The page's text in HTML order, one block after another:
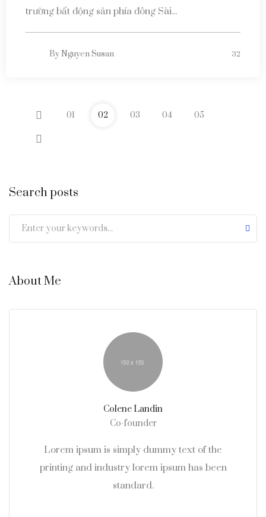
trường bất động sản phía đông Sài...
ByNguyen Susan 32
01 02 03 04 05
Search posts
About Me
Colene Landin
Co-founder
Lorem ipsum is simply dummy text of the
printing and industry lorem ipsum has been
standard.